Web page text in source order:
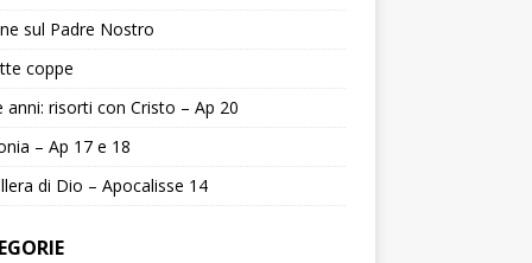
sul Padre Nostro
coppe
anni: risorti con Cristo – Ap 20
– Ap 17 e 18
di Dio – Apocalisse 14